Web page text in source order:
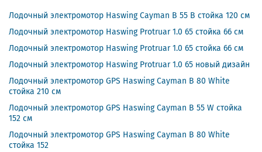
Лодочный электромотор Haswing Cayman B 55 B стойка 120 см
Лодочный электромотор Haswing Protruar 1.0 65 стойка 66 см
Лодочный электромотор Haswing Protruar 1.0 65 стойка 66 см
Лодочный электромотор Haswing Protruar 1.0 65 новый дизайн
Лодочный электромотор GPS Haswing Cayman B 80 White
стойка 210 см
Лодочный электромотор GPS Haswing Cayman B 55 W стойка
152 см
Лодочный электромотор GPS Haswing Cayman B 80 White
стойка 152